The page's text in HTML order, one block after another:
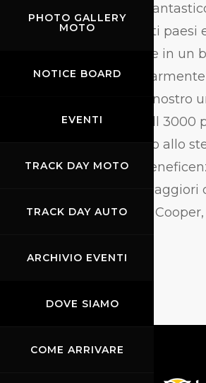
PHOTO GALLERY
MOTO
NOTICE BOARD
EVENTI
TRACK DAY MOTO
TRACK DAY AUTO
ARCHIVIO EVENTI
DOVE SIAMO
COME ARRIVARE
sempre uno scenario
attraversando così tanti paesi
culture ricche e diverse in un
tempo. Siamo
ospitare ogni giorno il nostro
auto e musica Gumball 3000
percorso — sostenendo allo
nostri programmi di
per offrire ai giovani maggiori
dichiarato Maximillion